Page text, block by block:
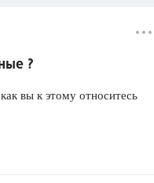
?
вы к этому относитесь